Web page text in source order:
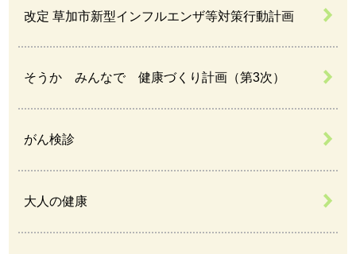
改定 草加市新型インフルエンザ等対策行動計画
そうか みんなで 健康づくり計画（第3次）
がん検診
大人の健康